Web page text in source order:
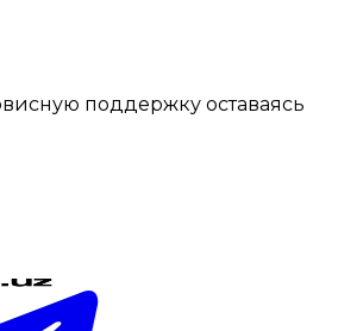
поддержку оставаясь